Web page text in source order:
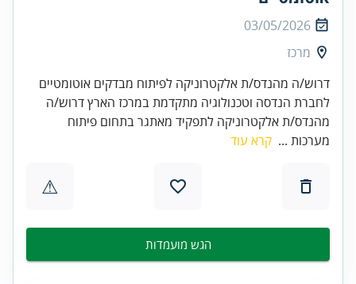
03/05/2026
מרכז
דרוש/ה מהנדס/ת אלקטרוניקה לפיתוח מבדקים אוטומטיים
לחברת הנדסה וטכנולוגיה מתקדמת במרכז הארץ דרוש/ה
מהנדס/ת אלקטרוניקה לתפקיד מאתגר בתחום פיתוח
מערכות ... קרא עוד
⚠
הגש מועמדות